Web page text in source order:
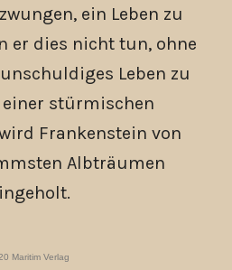
ein Leben zu
er dies nicht tun, ohne
Leben zu
einer stürmischen
Frankenstein von
Albträumen
Maritim Verlag